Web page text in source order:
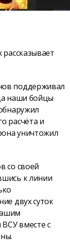
поддерживал
наши бойцы
расчёта и
уничтожил
со своей
к линии
двух суток
вместе с